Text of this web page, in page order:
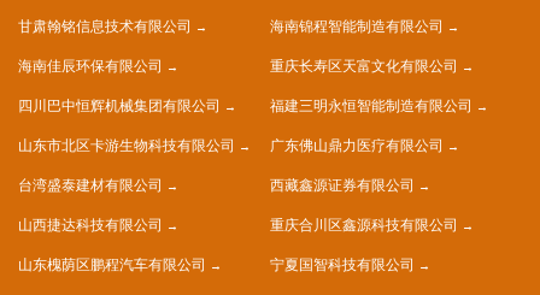
甘肃翰铭信息技术有限公司 海南锦程智能制造有限公司
海南佳辰环保有限公司 重庆长寿区天富文化有限公司
四川巴中恒辉机械集团有限公司 福建三明永恒智能制造有限公司
山东市北区卡游生物科技有限公司 广东佛山鼎力医疗有限公司
台湾盛泰建材有限公司 西藏鑫源证券有限公司
山西捷达科技有限公司 重庆合川区鑫源科技有限公司
山东槐荫区鹏程汽车有限公司 宁夏国智科技有限公司